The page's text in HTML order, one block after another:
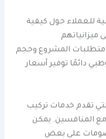
للعملاء حول كيفية
ميزانياتهم
متطلبات المشروع وحجم
دائمًا توفير أسعار
تقدم خدمات تركيب
مع المنافسين. يمكن
على بعض